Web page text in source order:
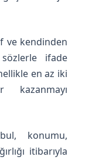
ve kendinden
ifade
en az iki
kazanmayı
konumu,
itibarıyla